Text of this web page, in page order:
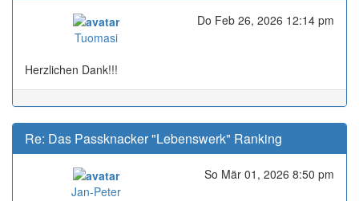
TuomasiOnline
Do Feb 26, 2026 12:14 pm
Herzlichen Dank!!!
Re: Das Passknacker "Lebenswerk" Ranking
Jan-PeterOnline
So Mär 01, 2026 8:50 pm